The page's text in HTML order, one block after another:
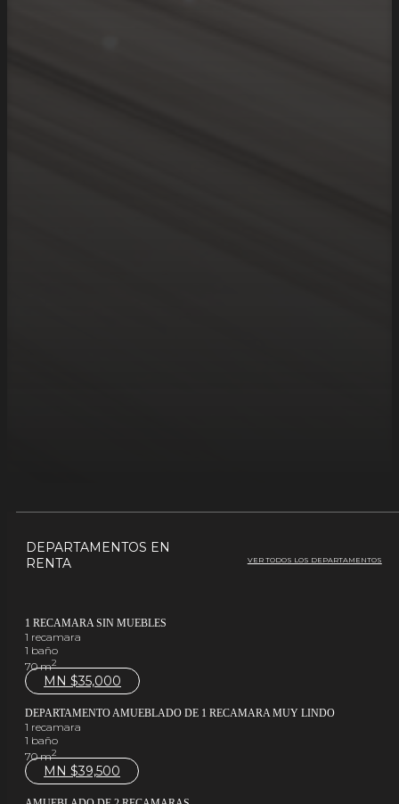
DEPARTAMENTOS EN
RENTA
VER TODOS LOS DEPARTAMENTOS
1 RECAMARA SIN MUEBLES
1 recamara
1 baño
70 m2
MN $35,000
DEPARTAMENTO AMUEBLADO DE 1 RECAMARA MUY LINDO
1 recamara
1 baño
70 m2
MN $39,500